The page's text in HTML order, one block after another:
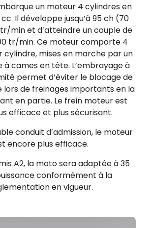
un moteur 4 cylindres en
Il développe jusqu’à 95 ch (70
tr/min et d’atteindre un couple de
tr/min. Ce moteur comporte 4
cylindre, mises en marche par un
cames en tête. L’embrayage à
permet d’éviter le blocage de
lors de freinages importants en la
en partie. Le frein moteur est
efficace et plus sécurisant.
conduit d’admission, le moteur
encore plus efficace.
A2, la moto sera adaptée à 35
conformément à la
en vigueur.